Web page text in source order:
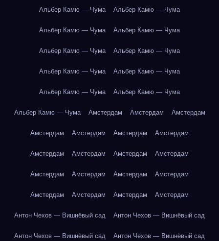
Альбер Камю — Чума Альбер Камю — Чума
Альбер Камю — Чума Альбер Камю — Чума
Альбер Камю — Чума Альбер Камю — Чума
Альбер Камю — Чума Альбер Камю — Чума
Альбер Камю — Чума Альбер Камю — Чума
Альбер Камю — Чума Амстердам Амстердам Амстердам
Амстердам Амстердам Амстердам Амстердам
Амстердам Амстердам Амстердам Амстердам
Амстердам Амстердам Амстердам Амстердам
Амстердам Амстердам Амстердам Амстердам
Антон Чехов — Вишнёвый сад Антон Чехов — Вишнёвый сад
Антон Чехов — Вишнёвый сад Антон Чехов — Вишнёвый сад